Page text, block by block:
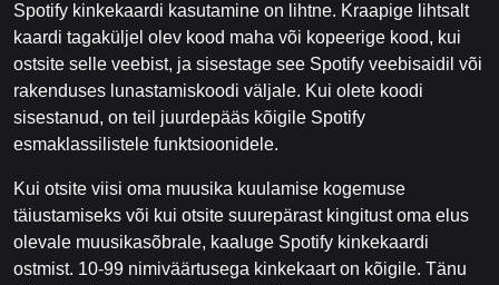
Spotify kinkekaardi kasutamine on lihtne. Kraapige lihtsalt
kaardi tagaküljel olev kood maha või kopeerige kood, kui
ostsite selle veebist, ja sisestage see Spotify veebisaidil või
rakenduses lunastamiskoodi väljale. Kui olete koodi
sisestanud, on teil juurdepääs kõigile Spotify
esmaklassilistele funktsioonidele.
Kui otsite viisi oma muusika kuulamise kogemuse
täiustamiseks või kui otsite suurepärast kingitust oma elus
olevale muusikasõbrale, kaaluge Spotify kinkekaardi
ostmist. 10-99 nimiväärtusega kinkekaart on kõigile. Tänu